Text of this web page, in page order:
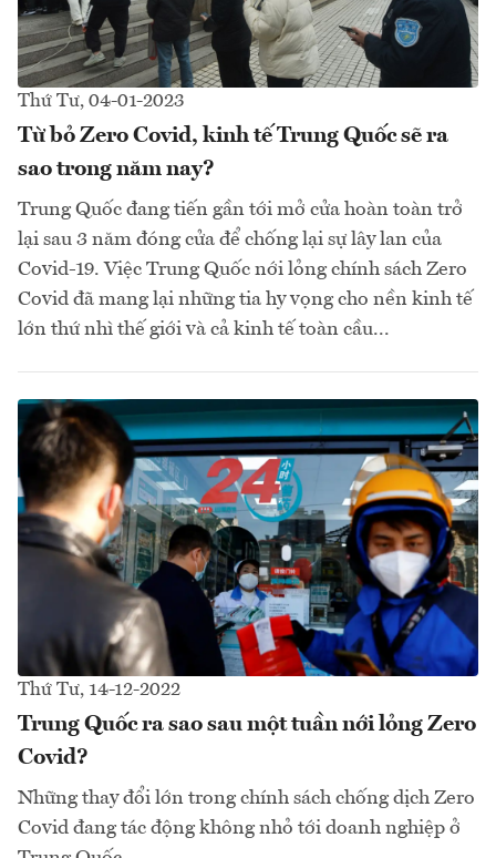
Thứ Tư, 04-01-2023
Từ bỏ Zero Covid, kinh tế Trung Quốc sẽ ra
sao trong năm nay?
Trung Quốc đang tiến gần tới mở cửa hoàn toàn trở
lại sau 3 năm đóng cửa để chống lại sự lây lan của
Covid-19. Việc Trung Quốc nới lỏng chính sách Zero
Covid đã mang lại những tia hy vọng cho nền kinh tế
lớn thứ nhì thế giới và cả kinh tế toàn cầu...
Thứ Tư, 14-12-2022
Trung Quốc ra sao sau một tuần nới lỏng Zero
Covid?
Những thay đổi lớn trong chính sách chống dịch Zero
Covid đang tác động không nhỏ tới doanh nghiệp ở